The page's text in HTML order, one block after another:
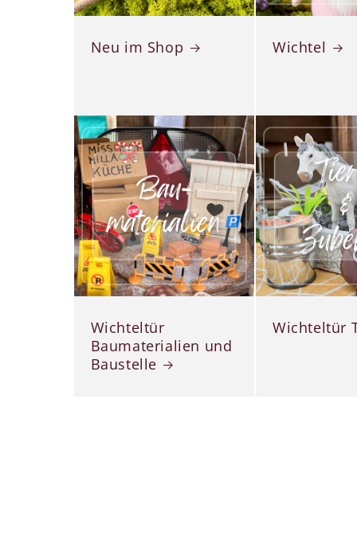
Neu im Shop Wichtel
Wichteltür
Baumaterialien und
Baustelle
Wichteltür